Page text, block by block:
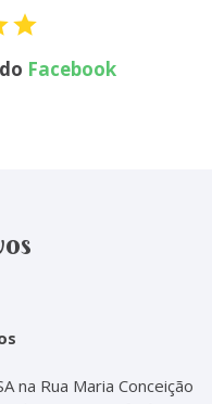
Facebook
na Rua Maria Conceição